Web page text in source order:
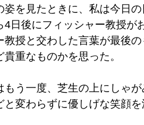
姿を見たときに、私は今日
4日後にフィッシャー教授が
教授と交わした言葉が最後
貴重なものかを思った。
もう一度、芝生の上にしゃ
と変わらずに優しげな笑顔